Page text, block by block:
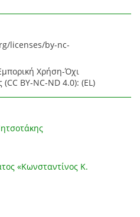
licenses/by-nc-
Χρήση-Όχι
BY-NC-ND 4.0): (EL)
«Κωνσταντίνος Κ.